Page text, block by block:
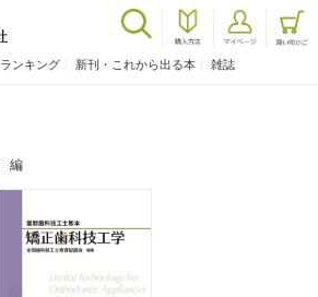
ランキング 新刊・これから出る本 雑誌
編